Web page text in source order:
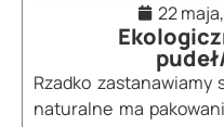
22
Rzadko zastanawiamy
naturalne ma